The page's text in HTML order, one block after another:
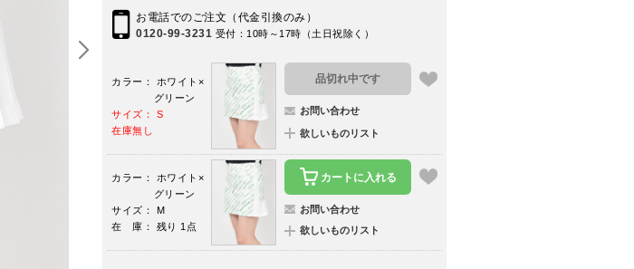
お電話でのご注文（代金引換のみ）
0120-99-3231 受付：10時～17時（土日祝除く）
カラー： ホワイト×
グリーン
サイズ： S
在庫無し
品切れ中です
お問い合わせ
欲しいものリスト
カラー： ホワイト×
グリーン
サイズ： M
在 庫： 残り 1点
カートに入れる
お問い合わせ
欲しいものリスト